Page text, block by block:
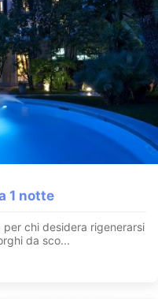
da € 54.5 per p.
per 2 persone
min) Accesso alla
1 notte
chi desidera rigenerarsi
da sco...